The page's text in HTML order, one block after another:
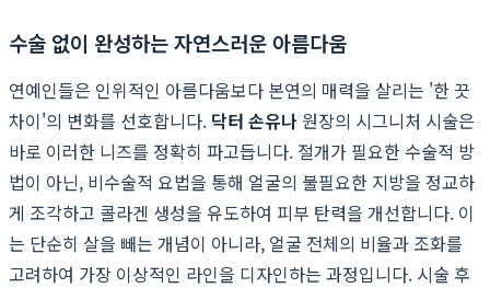
수술 없이 완성하는 자연스러운 아름다움
연예인들은 인위적인 아름다움보다 본연의 매력을 살리는 '한 끗
차이'의 변화를 선호합니다. 닥터 손유나 원장의 시그니처 시술은
바로 이러한 니즈를 정확히 파고듭니다. 절개가 필요한 수술적 방
법이 아닌, 비수술적 요법을 통해 얼굴의 불필요한 지방을 정교하
게 조각하고 콜라겐 생성을 유도하여 피부 탄력을 개선합니다. 이
는 단순히 살을 빼는 개념이 아니라, 얼굴 전체의 비율과 조화를
고려하여 가장 이상적인 라인을 디자인하는 과정입니다. 시술 후